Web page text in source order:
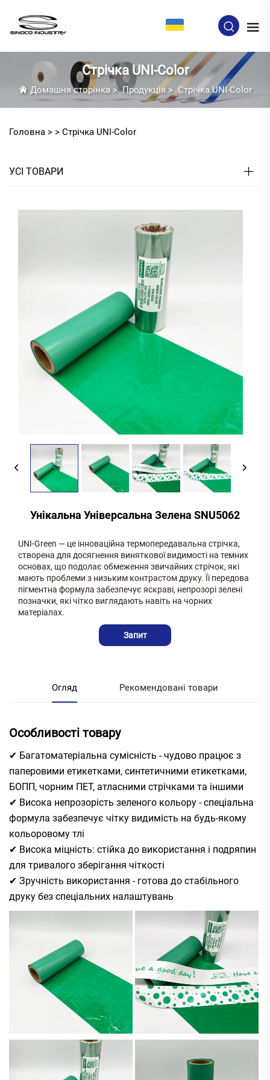
Стрічка UNI-Color
Домашня сторінка >Продукція>Стрічка UNI-Color
Головна > > Стрічка UNI-Color
УСІ ТОВАРИ
Унікальна Універсальна Зелена SNU5062
UNI-Green — це інноваційна термопередавальна стрічка,
створена для досягнення виняткової видимості на темних
основах, що подолає обмеження звичайних стрічок, які
мають проблеми з низьким контрастом друку. Її передова
пігментна формула забезпечує яскраві, непрозорі зелені
позначки, які чітко виглядають навіть на чорних
матеріалах.
Запит
Огляд Рекомендовані товари
Особливості товару
✔ Багатоматеріальна сумісність - чудово працює з
паперовими етикетками, синтетичними етикетками,
БОПП, чорним ПЕТ, атласними стрічками та іншими
✔ Висока непрозорість зеленого кольору - спеціальна
формула забезпечує чітку видимість на будь-якому
кольоровому тлі
✔ Висока міцність: стійка до використання і подряпин
для тривалого зберігання чіткості
✔ Зручність використання - готова до стабільного
друку без спеціальних налаштувань